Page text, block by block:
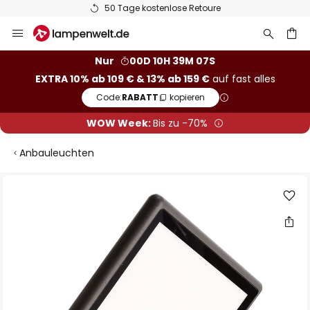
50 Tage kostenlose Retoure
Inhalt
Nur
00D 10H 39M 06S
EXTRA 10% ab 109 € & 13% ab 159 €auf fast alles
Code:RABATT kopieren
WOW Week:Bis zu -70%
Anbauleuchten